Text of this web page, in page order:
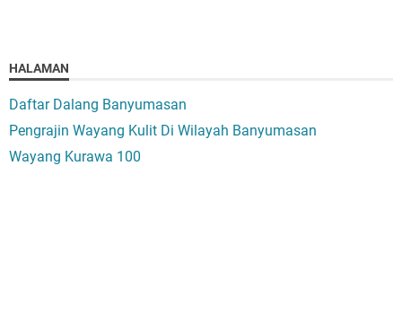
HALAMAN
Daftar Dalang Banyumasan
Pengrajin Wayang Kulit Di Wilayah Banyumasan
Wayang Kurawa 100